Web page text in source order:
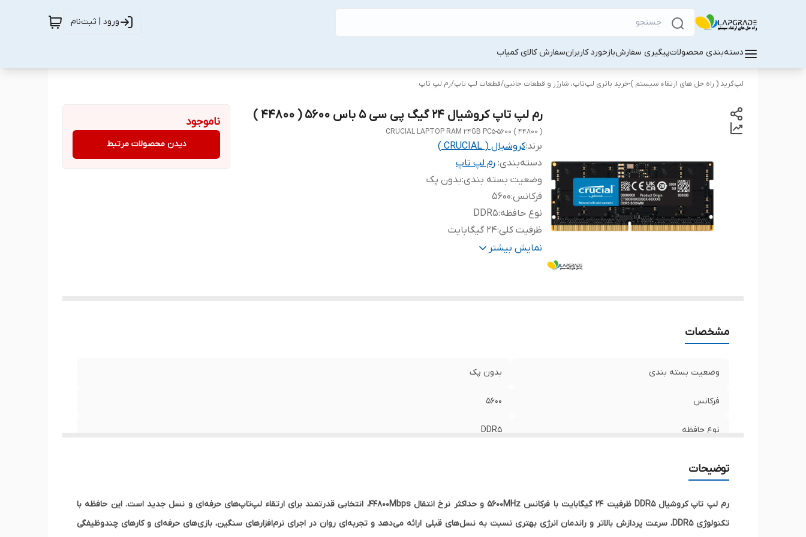
ورود | ثبت‌نام
دسته‌بندی محصولاتپیگیری سفارشبازخورد کاربرانسفارش کالا‌ی کمیاب
لپ‌گرید ( راه‌ حل های ارتقاء سیستم )-خرید باتری لپ‌تاپ، شارژر و قطعات جانبی/قطعات لپ‌ تاپ/رم لپ‌ تاپ
رم لپ تاپ کروشیال 24 گیگ پی سی 5 باس 5600 ( 44800 )
CRUCIAL LAPTOP RAM 24GB PC5-5600 ( 44800 )
برند:کروشیال ( CRUCIAL )
دسته‌بندی: رم لپ‌ تاپ
وضعیت بسته بندی:بدون پک
فرکانس:
5600
نوع حافظه:
DDR5
ظرفیت کلی:24 گیگابایت
تعداد ماژول:یک عددنمایش بیشتر
ناموجود
دیدن محصولات مرتبط
مشخصات
وضعیت بسته بندی بدون پک
فرکانس 5600
نوع حافظه DDR5
حداکثر نرخ انتقال
توضیحات
رم لپ تاپ کروشیال DDR5 ظرفیت 24 گیگابایت با فرکانس 5600MHz و حداکثر نرخ انتقال 44800Mbps، انتخابی قدرتمند برای ارتقاء لپ‌تاپ‌های حرفه‌ای و نسل جدید است. این حافظه با
تکنولوژی DDR5، سرعت پردازش بالاتر و راندمان انرژی بهتری نسبت به نسل‌های قبلی ارائه می‌دهد و تجربه‌ای روان در اجرای نرم‌افزارهای سنگین، بازی‌های حرفه‌ای و کارهای چندوظیفگی